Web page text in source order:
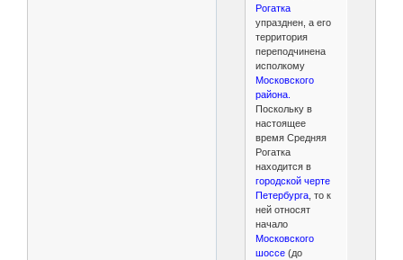
Рогатка
упразднен, а его
территория
переподчинена
исполкому
Московского
района.
Поскольку в
настоящее
время Средняя
Рогатка
находится в
городской черте
Петербурга, то к
ней относят
начало
Московского
шоссе(до